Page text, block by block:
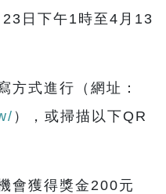
日下午1時至4月13
方式進行（網址：
），或掃描以下QR
會獲得獎金200元